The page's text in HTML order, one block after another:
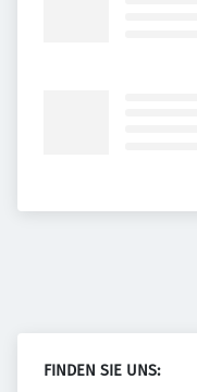
FINDEN SIE UNS: